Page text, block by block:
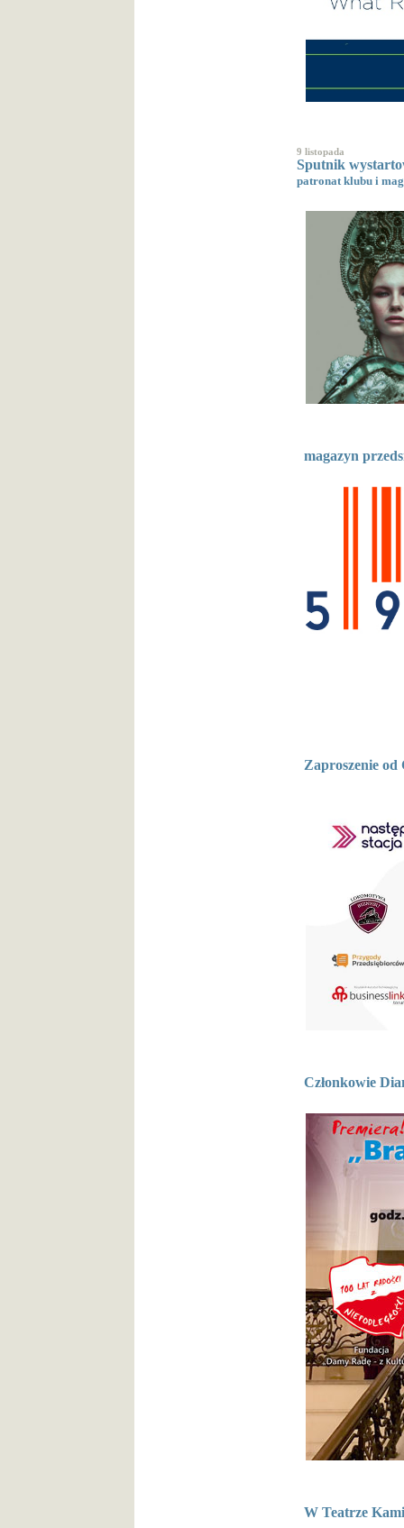
9 listopada
Sputnik
patronat klubu i
magazyn
Zaproszenie od
Członkowie
W Teatrze